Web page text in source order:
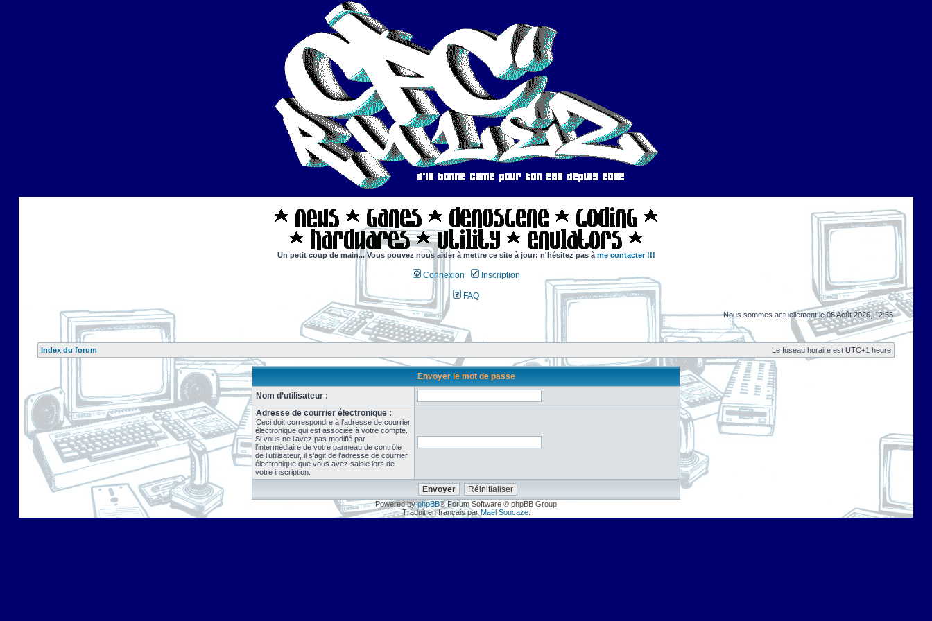
Un petit coup de main... Vous pouvez nous aider à mettre ce site à jour: n'hésitez pas à me contacter !!!
Connexion Inscription
FAQ
Nous sommes actuellement le 08 Août 2026, 12:55
Index du forum Le fuseau horaire est UTC+1 heure
Envoyer le mot de passe
Nom d’utilisateur :
Adresse de courrier électronique :
Ceci doit correspondre à l’adresse de courrier
électronique qui est associée à votre compte.
Si vous ne l’avez pas modifié par
l’intermédiaire de votre panneau de contrôle
de l’utilisateur, il s’agit de l’adresse de courrier
électronique que vous avez saisie lors de
votre inscription.
Powered byphpBB® Forum Software © phpBB Group
Traduit en français par Maël Soucaze.